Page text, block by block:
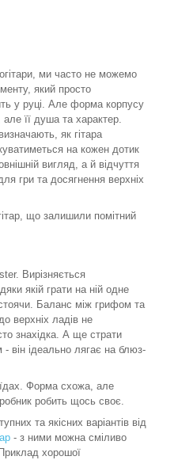
ми часто не можемо
який просто
у руці. Але форма корпусу
але її душа та характер.
як гітара
на кожен дотик
вигляд, а й відчуття
гри та досягнення верхніх
що залишили помітний
Вирізняється
якій грати на ній одне
Баланс між грифом та
верхніх ладів не
знахідка. А ще страти
- він ідеально лягає на блюз-
Форма схожа, але
робить щось своє.
та якісних варіантів від
- з ними можна сміливо
хорошої